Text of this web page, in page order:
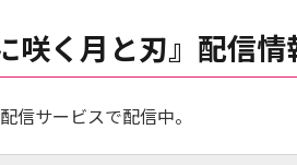
咲く月と刃』配信情
信サービスで配信中。